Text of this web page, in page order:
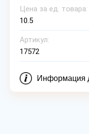
Цена за ед. товара:
10.5
Артикул:
17572
Информация